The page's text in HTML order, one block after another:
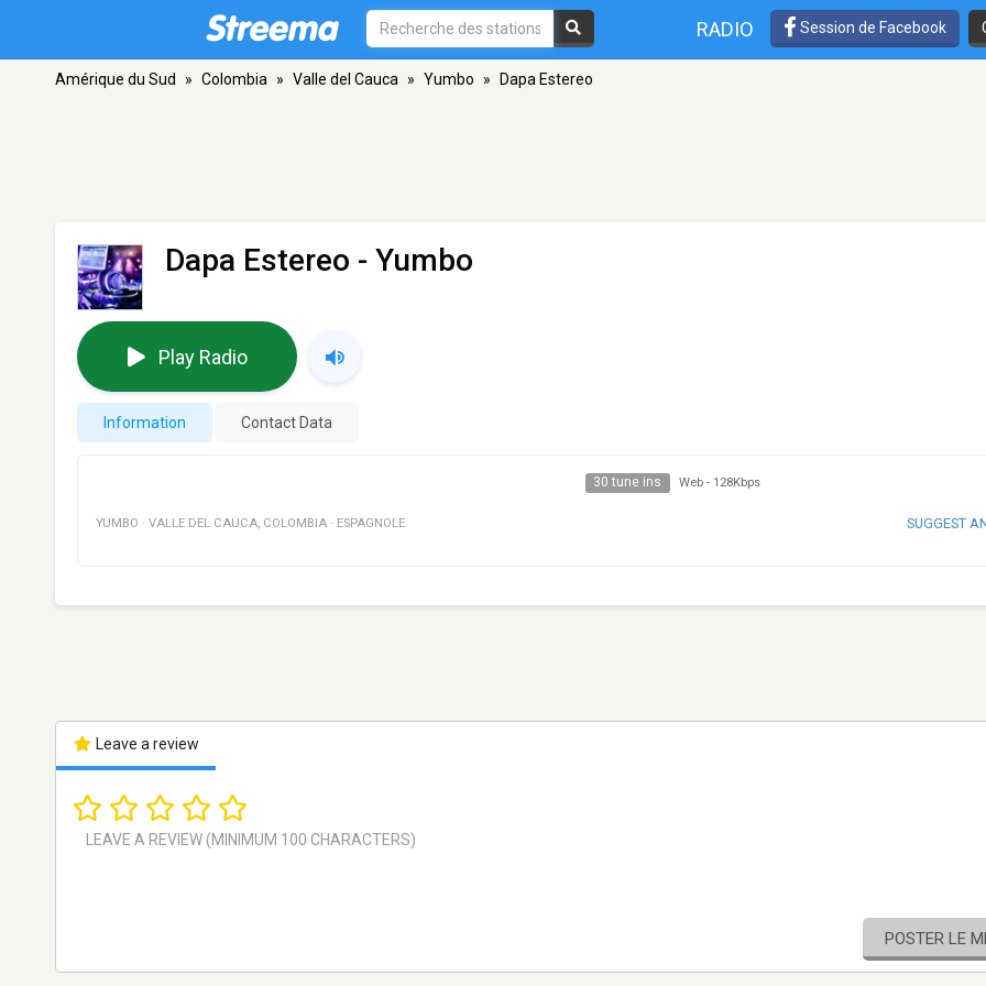
RADIO Session de Facebook
Amérique du Sud » Colombia » Valle del Cauca » Yumbo » Dapa Estereo
Dapa Estereo - Yumbo
Play Radio
Information Contact Data
30 tune ins Web - 128Kbps
YUMBO · VALLE DEL CAUCA, COLOMBIA · ESPAGNOLE SUGGEST
Leave a review
POSTER LE